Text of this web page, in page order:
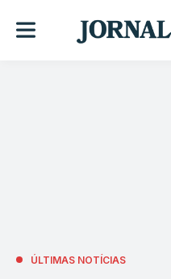
ÚLTIMAS NOTÍCIAS